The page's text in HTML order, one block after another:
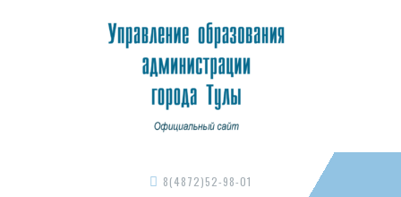
8(4872)52-98-01